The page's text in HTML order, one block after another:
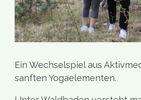
Ein Wechselspiel aus
sanften Yogaelementen.